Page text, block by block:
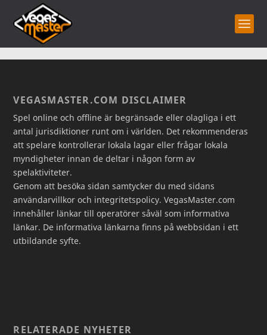
VEGASMASTER.COM DISCLAIMER
Spel online och offline är begränsade eller olagliga i ett
antal jurisdiktioner runt om i världen. Det rekommenderas
att spelare kontrollerar lokala lagar eller frågar lokala
myndigheter innan de deltar i någon form av
spelaktiviteter.
Genom att besöka sidan samtycker du med sidans
användarvillkor och integritetspolicy. VegasMaster.com
innehåller länkar till operatörer såväl som informativa
länkar. De informativa länkarna finns på webbsidan i ett
utbildande syfte.
RELATERADE NYHETER